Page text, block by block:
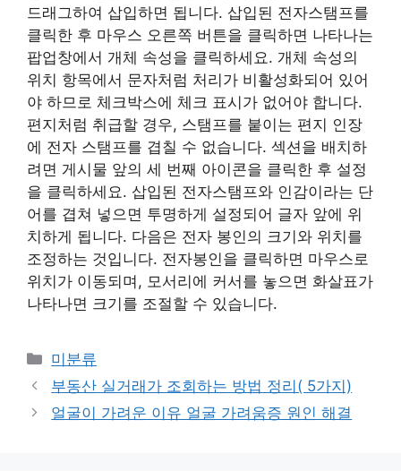
드래그하여 삽입하면 됩니다. 삽입된 전자스탬프를
클릭한 후 마우스 오른쪽 버튼을 클릭하면 나타나는
팝업창에서 개체 속성을 클릭하세요. 개체 속성의
위치 항목에서 문자처럼 처리가 비활성화되어 있어
야 하므로 체크박스에 체크 표시가 없어야 합니다.
편지처럼 취급할 경우, 스탬프를 붙이는 편지 인장
에 전자 스탬프를 겹칠 수 없습니다. 섹션을 배치하
려면 게시물 앞의 세 번째 아이콘을 클릭한 후 설정
을 클릭하세요. 삽입된 전자스탬프와 인감이라는 단
어를 겹쳐 넣으면 투명하게 설정되어 글자 앞에 위
치하게 됩니다. 다음은 전자 봉인의 크기와 위치를
조정하는 것입니다. 전자봉인을 클릭하면 마우스로
위치가 이동되며, 모서리에 커서를 놓으면 화살표가
나타나면 크기를 조절할 수 있습니다.
Categories
미분류
부동산 실거래가 조회하는 방법 정리( 5가지)
얼굴이 가려운 이유 얼굴 가려움증 원인 해결